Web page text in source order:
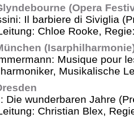
(Opera
Il barbiere di Siviglia
Chloe Rooke,
Musique pour
Musikalische
Die wunderbaren Jahre
Christian Blex,